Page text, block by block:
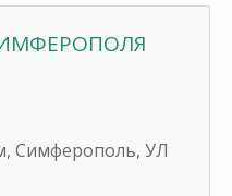
Симферополь, УЛ